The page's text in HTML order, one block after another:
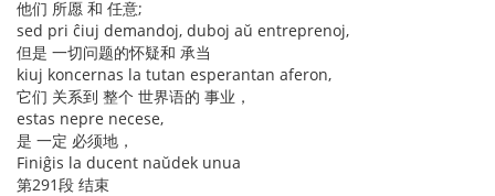
他们 所愿 和 任意;
sed pri ĉiuj demandoj, duboj aŭ entreprenoj,
但是 一切问题的怀疑和 承当
kiuj koncernas la tutan esperantan aferon,
它们 关系到 整个 世界语的 事业，
estas nepre necese,
是 一定 必须地，
Finiĝis la ducent naŭdek unua
第291段 结束